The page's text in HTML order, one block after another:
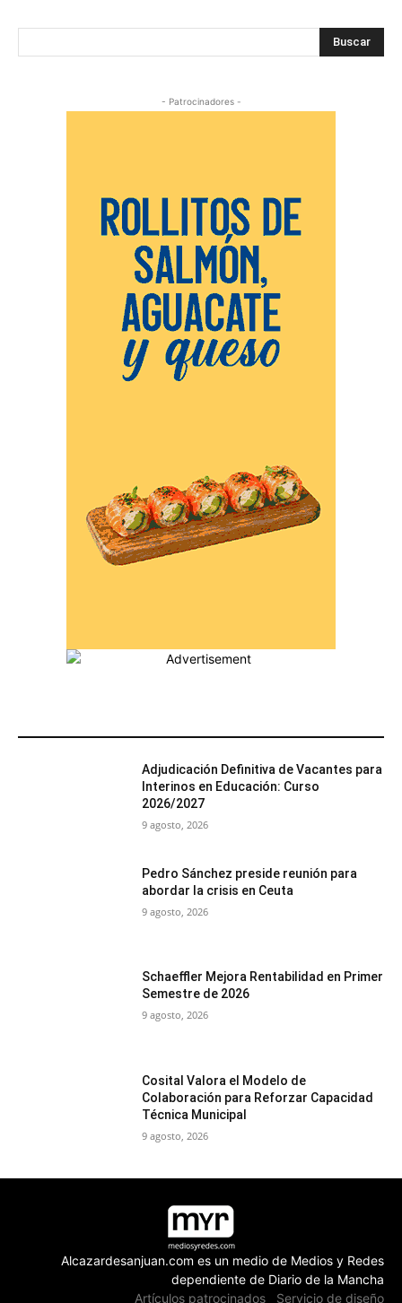
Buscar
- Patrocinadores -
Adjudicación Definitiva de Vacantes para
Interinos en Educación: Curso
2026/2027
9 agosto, 2026
Pedro Sánchez preside reunión para
abordar la crisis en Ceuta
9 agosto, 2026
Schaeffler Mejora Rentabilidad en Primer
Semestre de 2026
9 agosto, 2026
Cosital Valora el Modelo de
Colaboración para Reforzar Capacidad
Técnica Municipal
9 agosto, 2026
Alcazardesanjuan.com es un medio de Medios y Redes
dependiente de Diario de la Mancha
Artículos patrocinados
Servicio de diseño